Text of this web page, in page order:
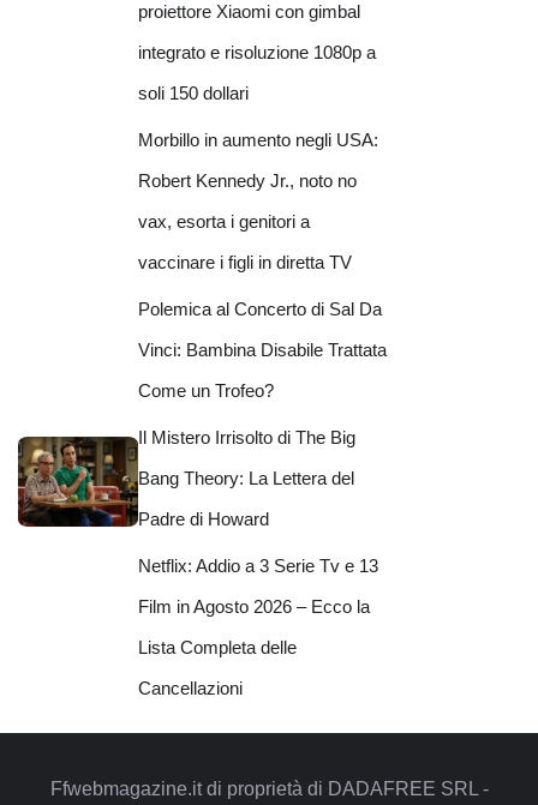
proiettore Xiaomi con gimbal
integrato e risoluzione 1080p a
soli 150 dollari
Morbillo in aumento negli USA:
Robert Kennedy Jr., noto no
vax, esorta i genitori a
vaccinare i figli in diretta TV
Polemica al Concerto di Sal Da
Vinci: Bambina Disabile Trattata
Come un Trofeo?
Il Mistero Irrisolto di The Big
Bang Theory: La Lettera del
Padre di Howard
Netflix: Addio a 3 Serie Tv e 13
Film in Agosto 2026 – Ecco la
Lista Completa delle
Cancellazioni
Ffwebmagazine.it di proprietà di DADAFREE SRL -